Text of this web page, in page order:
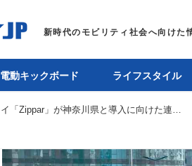
電動キックボード ライフスタイル
自走型ロープウェイ「Zippar」が神奈川県と導入に向けた連携協定を締結